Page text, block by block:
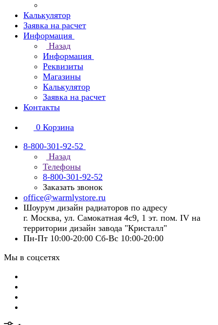
Калькулятор
Заявка на расчет
Информация
Назад
Информация
Реквизиты
Магазины
Калькулятор
Заявка на расчет
Контакты
0 Корзина
8-800-301-92-52
Назад
Телефоны
8-800-301-92-52
Заказать звонок
office@warmlystore.ru
Шоурум дизайн радиаторов по адресу
г. Москва, ул. Самокатная 4с9, 1 эт. пом. IV на
территории дизайн завода "Кристалл"
Пн-Пт 10:00-20:00 Сб-Вс 10:00-20:00
Мы в соцсетях